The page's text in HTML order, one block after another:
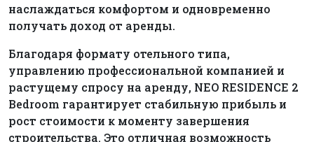
наслаждаться комфортом и одновременно
получать доход от аренды.
Благодаря формату отельного типа,
управлению профессиональной компанией и
растущему спросу на аренду, NEO RESIDENCE 2
Bedroom гарантирует стабильную прибыль и
рост стоимости к моменту завершения
строительства. Это отличная возможность